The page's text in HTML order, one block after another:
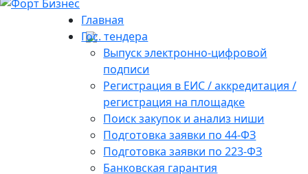
Главная
Гос. тендера
Выпуск электронно-цифровой
подписи
Регистрация в ЕИС / аккредитация /
регистрация на площадке
Поиск закупок и анализ ниши
Подготовка заявки по 44-ФЗ
Подготовка заявки по 223-ФЗ
Банковская гарантия